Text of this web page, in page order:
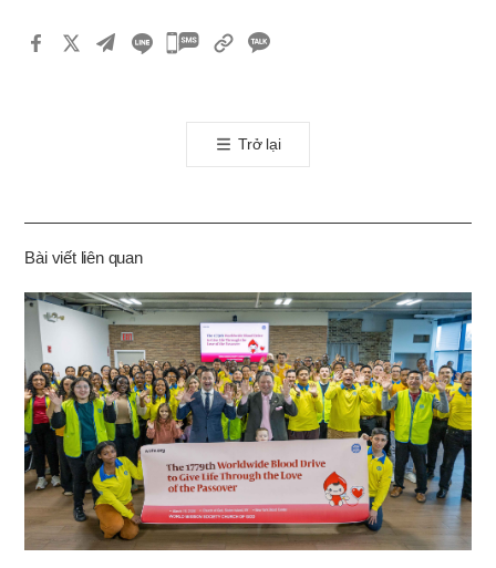
카
톡
공
기
Trở lại
Bài viết liên quan